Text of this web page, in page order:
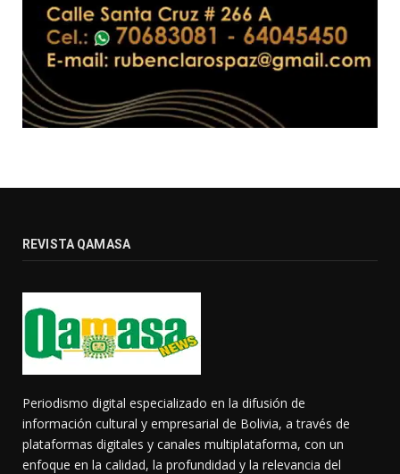
REVISTA QAMASA
Periodismo digital especializado en la difusión de
información cultural y empresarial de Bolivia, a través de
plataformas digitales y canales multiplataforma, con un
enfoque en la calidad, la profundidad y la relevancia del